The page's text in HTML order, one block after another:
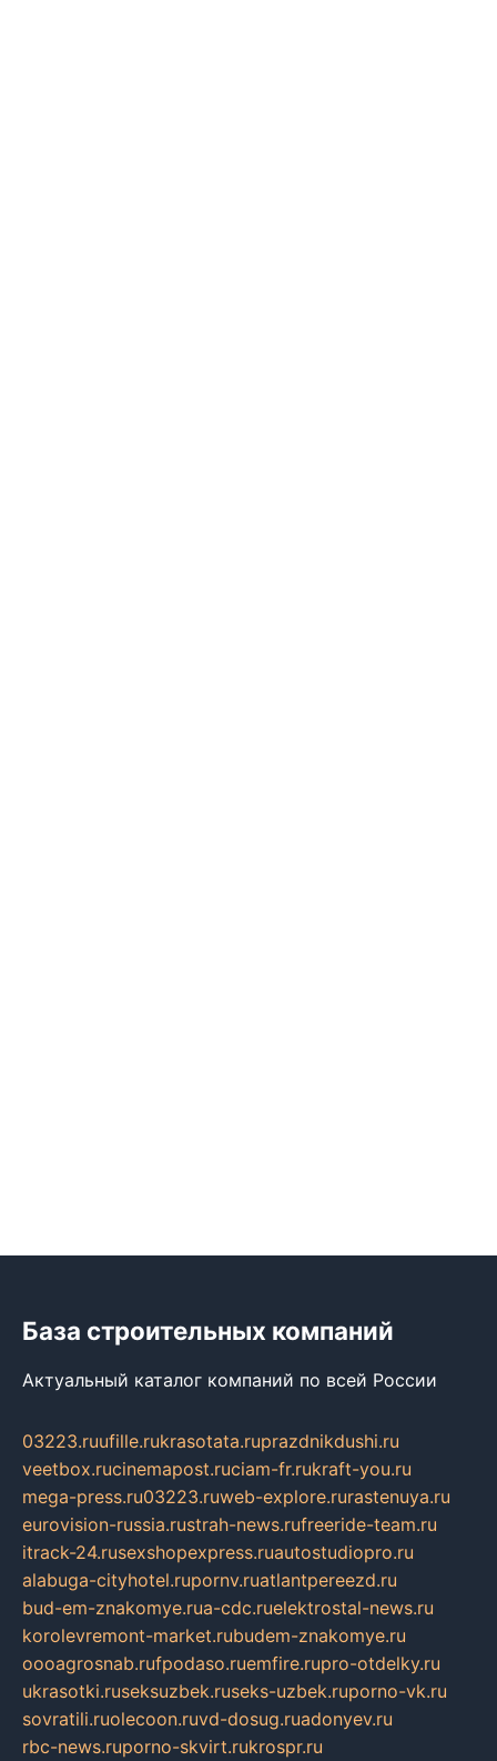
База строительных компаний
Актуальный каталог компаний по всей России
03223.ruufille.rukrasotata.ruprazdnikdushi.ru
veetbox.rucinemapost.ruciam-fr.rukraft-you.ru
mega-press.ru03223.ruweb-explore.rurastenuya.ru
eurovision-russia.rustrah-news.rufreeride-team.ru
itrack-24.rusexshopexpress.ruautostudiopro.ru
alabuga-cityhotel.rupornv.ruatlantpereezd.ru
bud-em-znakomye.rua-cdc.ruelektrostal-news.ru
korolevremont-market.rubudem-znakomye.ru
oooagrosnab.rufpodaso.ruemfire.rupro-otdelky.ru
ukrasotki.ruseksuzbek.ruseks-uzbek.ruporno-vk.ru
sovratili.ruolecoon.ruvd-dosug.ruadonyev.ru
rbc-news.ruporno-skvirt.rukrospr.ru